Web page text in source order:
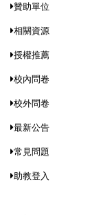
贊助單位
相關資源
授權推薦
校內問卷
校外問卷
最新公告
常見問題
助教登入